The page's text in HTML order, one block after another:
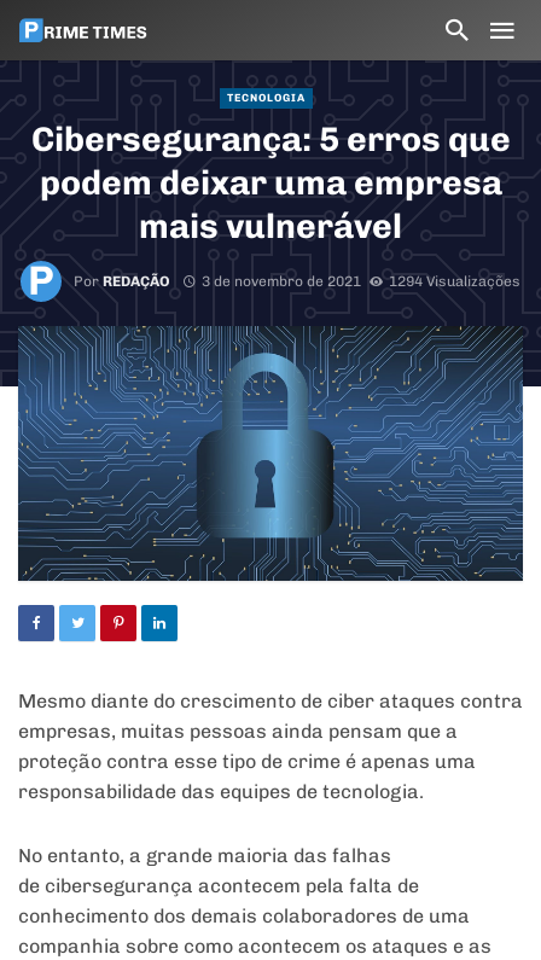
TECNOLOGIA
Cibersegurança: 5 erros que
podem deixar uma empresa
mais vulnerável
PorREDAÇÃO 3 de novembro de 2021 1294 Visualizações
Mesmo diante do crescimento de ciber ataques contra
empresas, muitas pessoas ainda pensam que a
proteção contra esse tipo de crime é apenas uma
responsabilidade das equipes de tecnologia.
No entanto, a grande maioria das falhas
de cibersegurança acontecem pela falta de
conhecimento dos demais colaboradores de uma
companhia sobre como acontecem os ataques e as